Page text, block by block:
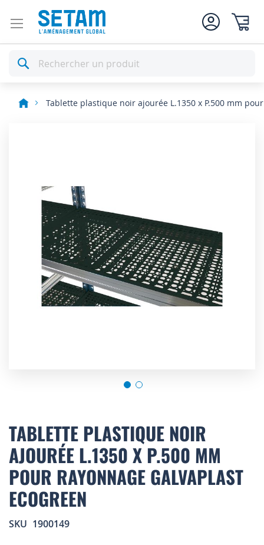
Rechercher
Tablette plastique noir ajourée L.1350 x P.500 mm
to
the
beginning
of
the
images
gallery
TABLETTE PLASTIQUE NOIR
AJOURÉE L.1350 X P.500 MM
POUR RAYONNAGE GALVAPLAST
ECOGREEN
SKU 1900149